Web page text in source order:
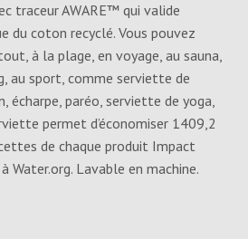
traceur AWARE™ qui valide
du coton recyclé. Vous pouvez
à la plage, en voyage, au sauna,
au sport, comme serviette de
écharpe, paréo, serviette de yoga,
permet d’économiser 1409,2
de chaque produit Impact
Water.org. Lavable en machine.